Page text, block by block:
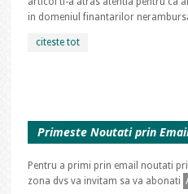
in domeniul finantarilor
citeste tot
Primeste Noutati prin
Pentru a primi prin email noutati
zona dvs va invitam sa va abonati